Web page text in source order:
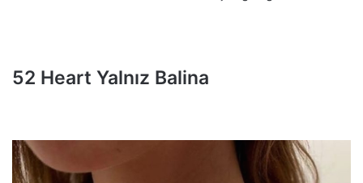
52 Heart Yalnız Balina